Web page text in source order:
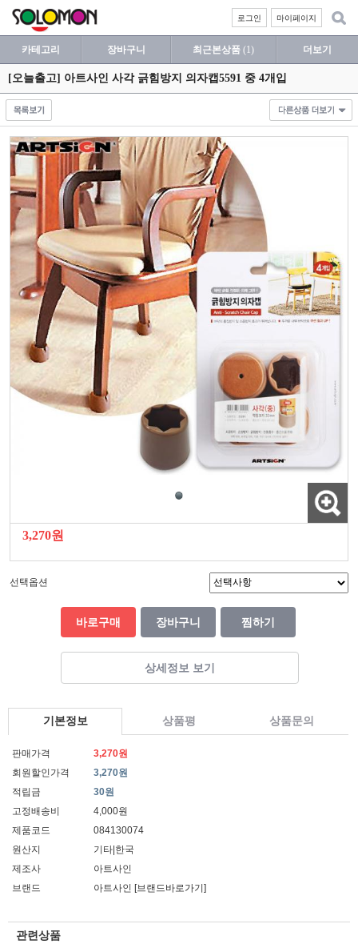
마이페이지
로그인
카테고리 장바구니 최근본상품 (1) 더보기
[오늘출고] 아트사인 사각 긁힘방지 의자캡5591 중 4개입
3,270원
선택옵션
바로구매 장바구니 찜하기
상세정보 보기
기본정보 상품평 상품문의
판매가격
3,270원
회원할인가격
3,270원
적립금
30원
고정배송비
4,000원
제품코드
084130074
원산지
기타|한국
제조사
아트사인
브랜드
아트사인 [브랜드바로가기]
관련상품